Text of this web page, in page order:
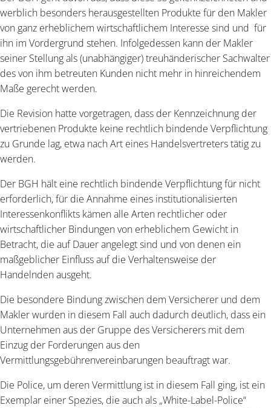
werblich besonders herausgestellten Produkte für den Makler
von ganz erheblichem wirtschaftlichem Interesse sind und für
ihn im Vordergrund stehen. Infolgedessen kann der Makler
seiner Stellung als (unabhängiger) treuhänderischer Sachwalter
des von ihm betreuten Kunden nicht mehr in hinreichendem
Maße gerecht werden.
Die Revision hatte vorgetragen, dass der Kennzeichnung der
vertriebenen Produkte keine rechtlich bindende Verpflichtung
zu Grunde lag, etwa nach Art eines Handelsvertreters tätig zu
werden.
Der BGH hält eine rechtlich bindende Verpflichtung für nicht
erforderlich, für die Annahme eines institutionalisierten
Interessenkonflikts kämen alle Arten rechtlicher oder
wirtschaftlicher Bindungen von erheblichem Gewicht in
Betracht, die auf Dauer angelegt sind und von denen ein
maßgeblicher Einfluss auf die Verhaltensweise der
Handelnden ausgeht.
Die besondere Bindung zwischen dem Versicherer und dem
Makler wurden in diesem Fall auch dadurch deutlich, dass ein
Unternehmen aus der Gruppe des Versicherers mit dem
Einzug der Forderungen aus den
Vermittlungsgebührenvereinbarungen beauftragt war.
Die Police, um deren Vermittlung ist in diesem Fall ging, ist ein
Exemplar einer Spezies, die auch als „White-Label-Police“